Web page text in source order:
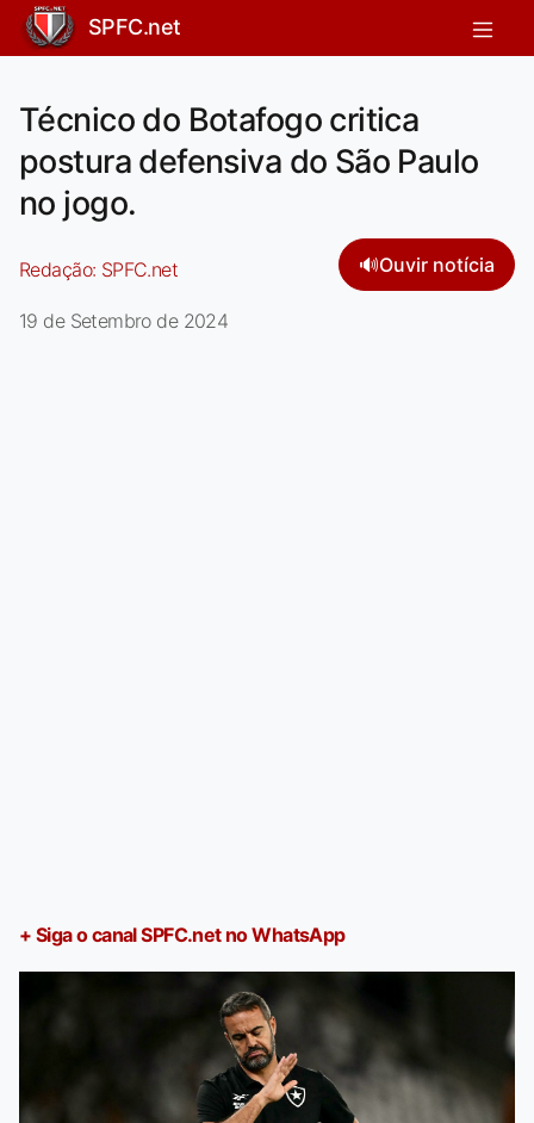
SPFC.net
Técnico do Botafogo critica
postura defensiva do São Paulo
no jogo.
Redação: SPFC.net 🔊Ouvir notícia
19 de Setembro de 2024
+ Siga o canal SPFC.net no WhatsApp